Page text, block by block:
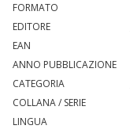
FORMATO
EDITORE
EAN
ANNO PUBBLICAZIONE
CATEGORIA
COLLANA / SERIE
LINGUA